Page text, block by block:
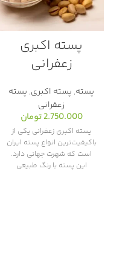
پسته اکبری
زعفرانی
پسته, پسته اکبری, پسته
زعفرانی
2.750.000 تومان
پسته اکبری زعفرانی یکی از
باکیفیت‌ترین انواع پسته ایران
است که شهرت جهانی دارد.
این پسته با رنگ طبیعی